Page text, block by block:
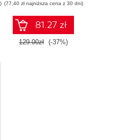
zastosowaniach.
Wydanie IV
(77,40 zł najniższa cena z 30 dni)
81.27 zł
129.00zł (-37%)